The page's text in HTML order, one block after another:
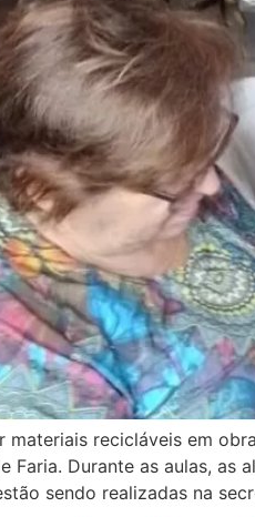
materiais recicláveis em
Faria. Durante as aulas, as
sendo realizadas na